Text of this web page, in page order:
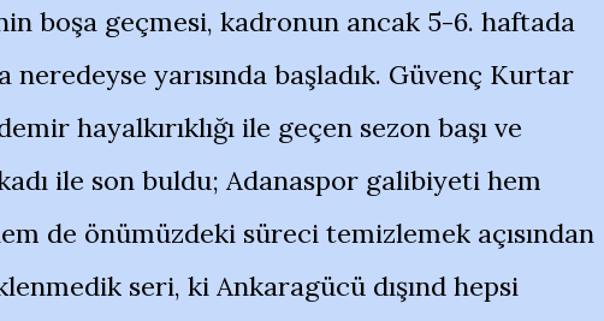
boşa geçmesi, kadronun ancak 5-6. haftada
neredeyse yarısında başladık. Güvenç Kurtar
hayalkırıklığı ile geçen sezon başı ve
ile son buldu; Adanaspor galibiyeti hem
de önümüzdeki süreci temizlemek açısından
seri, ki Ankaragücü dışınd hepsi